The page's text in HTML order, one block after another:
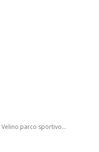
Velino parco sportivo...